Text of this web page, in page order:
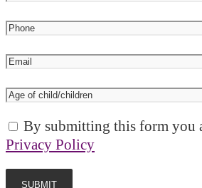
By submitting this form you
Privacy Policy